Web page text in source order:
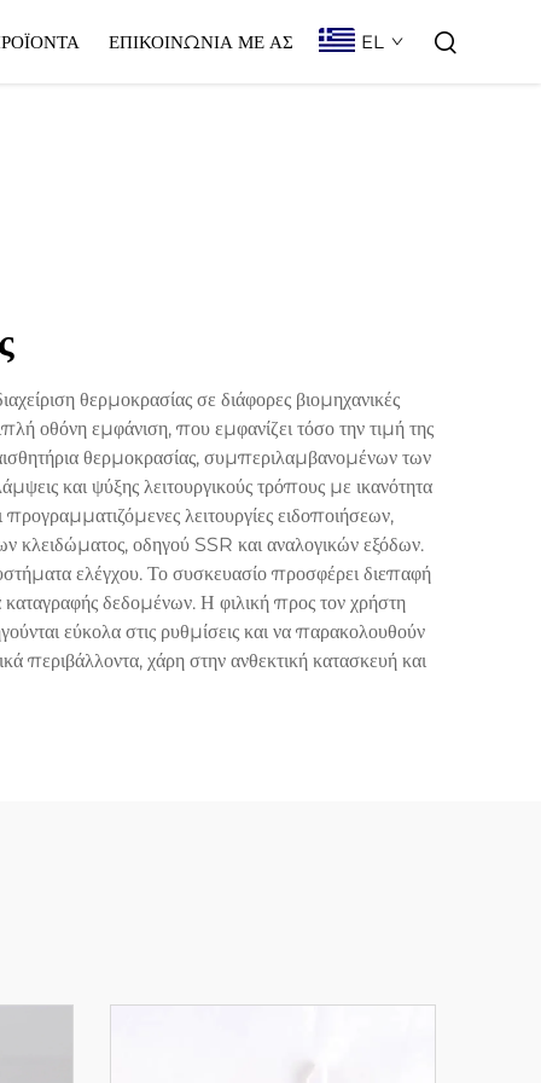
ΕΠΙΚΟΙΝΩΝΊΑ ΜΕ ΑΣ EL
θερμοκρασίας σε διάφορες βιομηχανικές
οθόνη εμφάνιση, που εμφανίζει τόσο την τιμή της
θερμοκρασίας, συμπεριλαμβανομένων των
και ψύξης λειτουργικούς τρόπους με ικανότητα
λειτουργίες ειδοποιήσεων,
οδηγού SSR και αναλογικών εξόδων.
ελέγχου. Το συσκευασίο προσφέρει διεπαφή
δεδομένων. Η φιλική προς τον χρήστη
εύκολα στις ρυθμίσεις και να παρακολουθούν
περιβάλλοντα, χάρη στην ανθεκτική κατασκευή και